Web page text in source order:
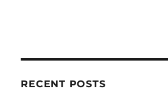
RECENT POSTS